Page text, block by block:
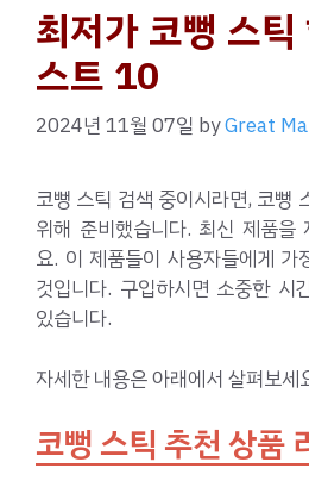
최저가 코뻥 스
스트 10
2024년 11월 07일 byGreat
코뻥 스틱 검색 중이시라면, 코뻥
위해 준비했습니다. 최신 제품을
요. 이 제품들이 사용자들에게 가
것입니다. 구입하시면 소중한 시
있습니다.
자세한 내용은 아래에서 살펴보세
코뻥 스틱 추천 상품